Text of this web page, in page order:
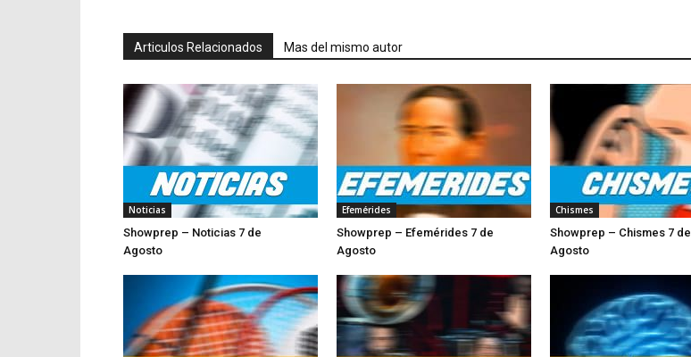
Articulos Relacionados Mas del mismo autor
Noticias
Showprep – Noticias 7 de
Agosto
Efemérides
Showprep – Efemérides 7 de
Agosto
Chismes
Showprep – Chismes 7 de
Agosto